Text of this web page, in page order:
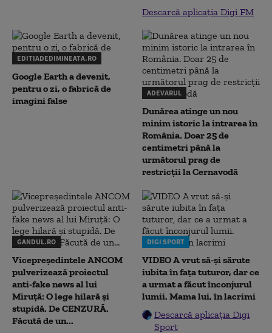
Descarcă aplicația Digi FM
EDITIADEDIMINEATA.RO
Google Earth a devenit,
pentru o zi, o fabrică de
imagini false
ADEVARUL
Dunărea atinge un nou
minim istoric la intrarea în
România. Doar 25 de
centimetri până la
următorul prag de
restricții la Cernavodă
GANDUL.RO
Vicepreședintele ANCOM
pulverizează proiectul
anti-fake news al lui
Miruță: O lege hilară și
stupidă. De CENZURĂ.
Făcută de un...
DIGI SPORT
VIDEO A vrut să-și sărute
iubita în fața tuturor, dar ce
a urmat a făcut înconjurul
lumii. Mama lui, în lacrimi
Descarcă aplicația Digi
Sport